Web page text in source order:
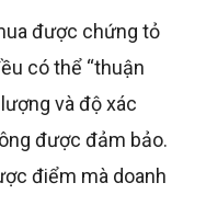
được chứng tỏ
có thể “thuận
và độ xác
được đảm bảo.
điểm mà doanh